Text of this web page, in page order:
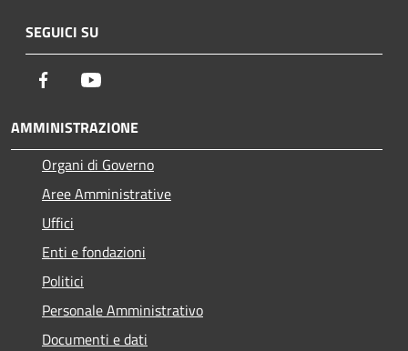
SEGUICI SU
Facebook
AMMINISTRAZIONE
Organi di Governo
Aree Amministrative
Uffici
Enti e fondazioni
Politici
Personale Amministrativo
Documenti e dati